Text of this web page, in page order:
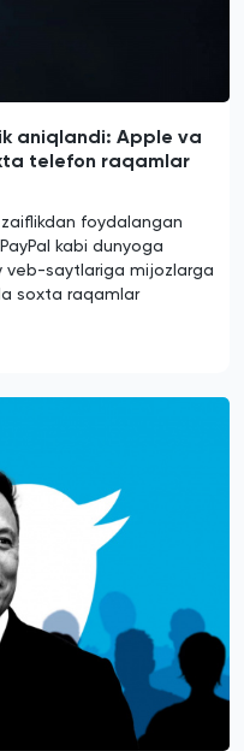
aniqlandi: Apple va
telefon raqamlar
foydalangan
kabi dunyoga
veb-saytlariga mijozlarga
soxta raqamlar